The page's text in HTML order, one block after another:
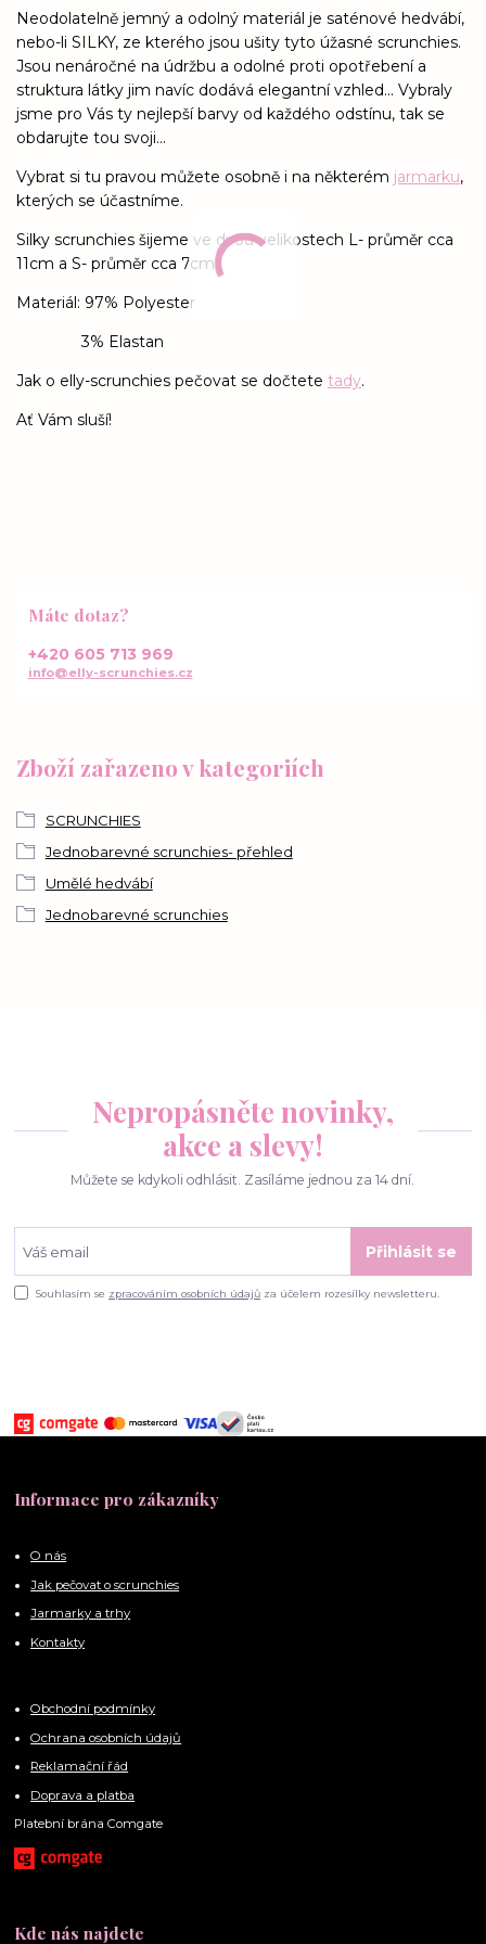
Neodolatelně jemný a odolný materiál je saténové hedvábí,
nebo-li SILKY, ze kterého jsou ušity tyto úžasné scrunchies.
Jsou nenáročné na údržbu a odolné proti opotřebení a
struktura látky jim navíc dodává elegantní vzhled... Vybraly
jsme pro Vás ty nejlepší barvy od každého odstínu, tak se
obdarujte tou svoji...
Vybrat si tu pravou můžete osobně i na některém jarmarku,
kterých se účastníme.
Silky scrunchies šijeme ve dvou velikostech L- průměr cca
11cm a S- průměr cca 7cm
Materiál: 97% Polyester
3% Elastan
Jak o elly-scrunchies pečovat se dočtete tady.
Ať Vám sluší!
Zboží zařazeno v kategoriích
SCRUNCHIES
Jednobarevné scrunchies- přehled
Umělé hedvábí
Jednobarevné scrunchies
Máte dotaz?
+420 605 713 969
info@elly-scrunchies.cz
Nepropásněte novinky,
akce a slevy!
Můžete se kdykoli odhlásit. Zasíláme jednou za 14 dní.
Přihlásit se
Souhlasím se zpracováním osobních údajů za účelem rozesílky newsletteru.
Informace pro zákazníky
O nás
Jak pečovat o scrunchies
Jarmarky a trhy
Kontakty
Obchodní podmínky
Ochrana osobních údajů
Reklamační řád
Doprava a platba
Platební brána Comgate
Kde nás najdete